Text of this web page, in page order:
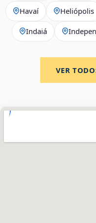
Havaí Heliópolis
Indaiá
VER